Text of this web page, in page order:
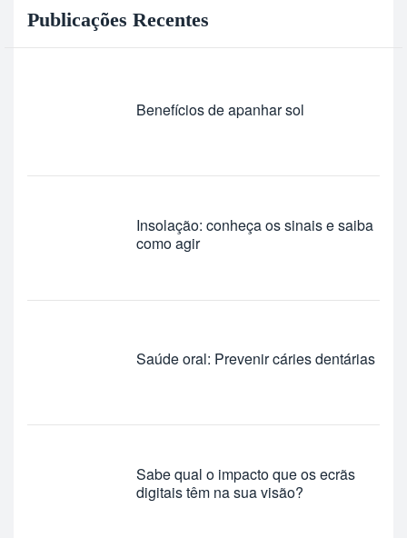
Publicações Recentes
Benefícios de apanhar sol
Insolação: conheça os sinais e saiba
como agir
Saúde oral: Prevenir cáries dentárias
Sabe qual o impacto que os ecrãs
digitais têm na sua visão?